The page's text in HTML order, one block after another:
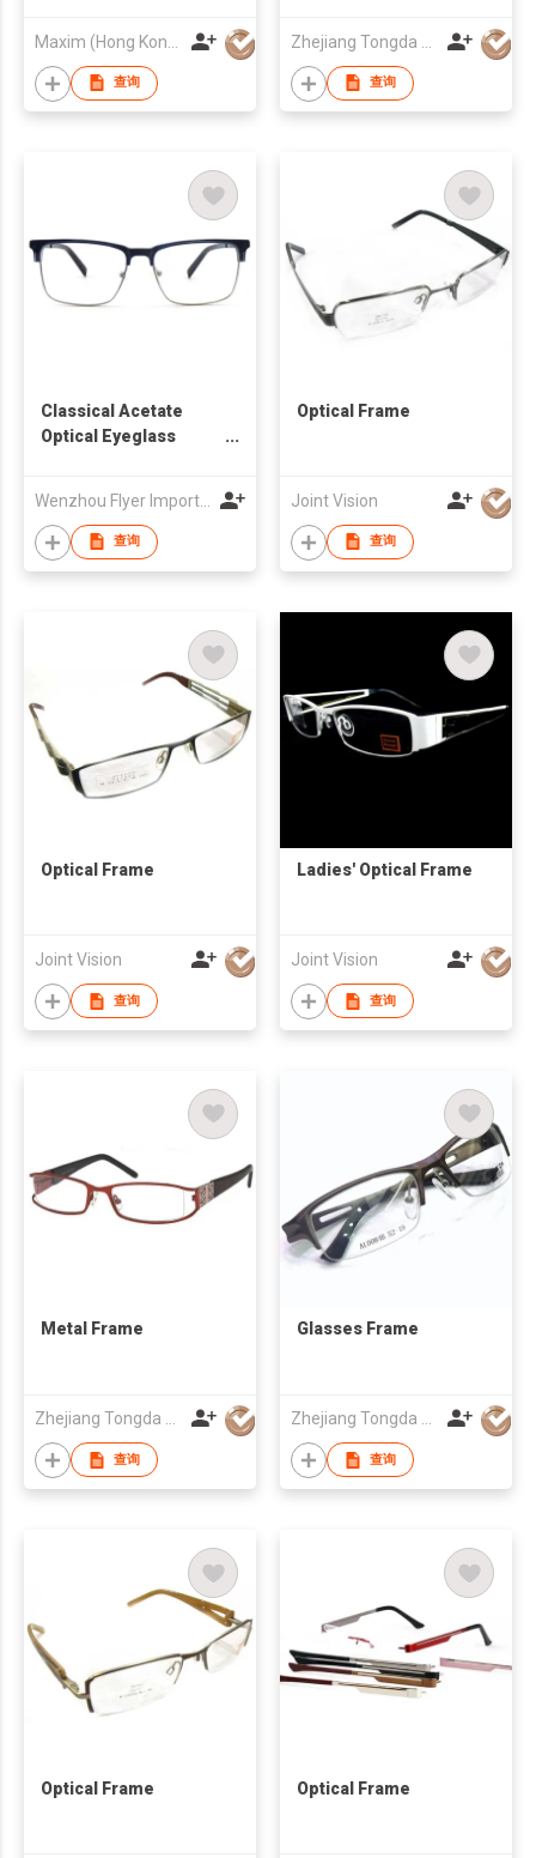
查询 查询
Classical Acetate
Optical Eyeglass
Wenzhou Flyer Import and Export Co., Ltd
查询
Optical Frame
Joint Vision
查询
Optical Frame
Joint Vision
查询
Ladies' Optical Frame
Joint Vision
查询
Metal Frame
Zhejiang Tongda Optical Co.,Ltd.
查询
Glasses Frame
Zhejiang Tongda Optical Co.,Ltd.
查询
Optical Frame Optical Frame